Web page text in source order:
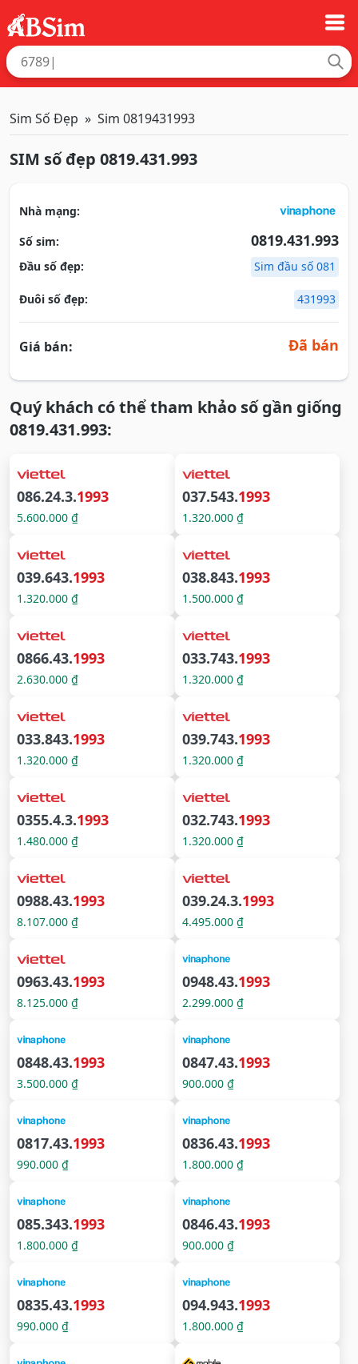
Sim Số Đẹp Sim 0819431993
SIM số đẹp 0819.431.993
Nhà mạng:
Số sim:
0819.431.993
Đầu số đẹp: Sim đầu số 081
Đuôi số đẹp: 431993
Giá bán: Đã bán
Quý khách có thể tham khảo số gần giống
0819.431.993:
086.24.3.1993
5.600.000 ₫
037.543.1993
1.320.000 ₫
039.643.1993
1.320.000 ₫
038.843.1993
1.500.000 ₫
0866.43.1993
2.630.000 ₫
033.743.1993
1.320.000 ₫
033.843.1993
1.320.000 ₫
039.743.1993
1.320.000 ₫
0355.4.3.1993
1.480.000 ₫
032.743.1993
1.320.000 ₫
0988.43.1993
8.107.000 ₫
039.24.3.1993
4.495.000 ₫
0963.43.1993
8.125.000 ₫
0948.43.1993
2.299.000 ₫
0848.43.1993
3.500.000 ₫
0847.43.1993
900.000 ₫
0817.43.1993
990.000 ₫
0836.43.1993
1.800.000 ₫
085.343.1993
1.800.000 ₫
0846.43.1993
900.000 ₫
0835.43.1993
990.000 ₫
094.943.1993
1.800.000 ₫